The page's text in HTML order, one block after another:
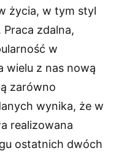
życia, w tym styl
Praca zdalna,
w
wielu z nas nową
zarówno
wynika, że w
realizowana
ostatnich dwóch